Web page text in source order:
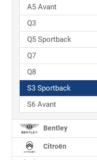
A5 Avant
Q3
Q5 Sportback
Q7
Q8
S3 Sportback
S6 Avant
Bentley
Citroën